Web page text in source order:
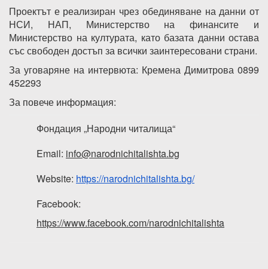
Проектът е реализиран чрез обединяване на данни от
НСИ, НАП, Министерство на финансите и
Министерство на културата, като базата данни остава
със свободен достъп за всички заинтересовани страни.
За уговаряне на интервюта: Кремена Димитрова 0899
452293
За повече информация:
Фондация „Народни читалища“
Email: info@narodnichitalishta.bg
Website: https://narodnichitalishta.bg/
Facebook:
https://www.facebook.com/narodnichitalishta